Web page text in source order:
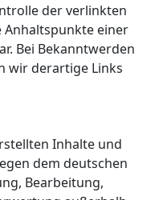
der verlinkten
Anhaltspunkte einer
Bei Bekanntwerden
wir derartige Links
Inhalte und
dem deutschen
Bearbeitung,